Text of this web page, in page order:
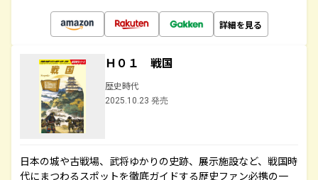
詳細を見る
Ｈ０１ 戦国
歴史時代
2025.10.23 発売
日本の城や古戦場、武将ゆかりの史跡、展示施設など、戦国時
代にまつわるスポットを徹底ガイドする歴史ファン必携の一